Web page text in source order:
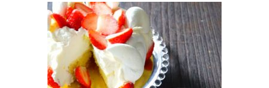
へ
ス
キ
ッ
プ